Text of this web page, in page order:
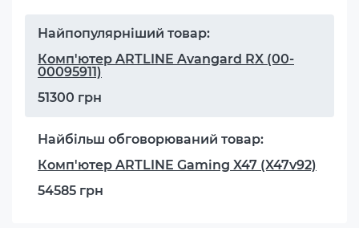
Найпопулярніший товар:
Комп'ютер ARTLINE Avangard RX (00-
00095911)
51300 грн
Найбільш обговорюваний товар:
Комп'ютер ARTLINE Gaming X47 (X47v92)
54585 грн